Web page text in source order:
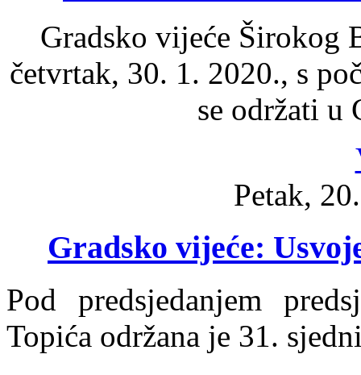
Gradsko vijeće Širokog
četvrtak, 30. 1. 2020., s
se održati u
Petak,
Gradsko vijeće:
Pod predsjedanjem
Topića održana je 31.